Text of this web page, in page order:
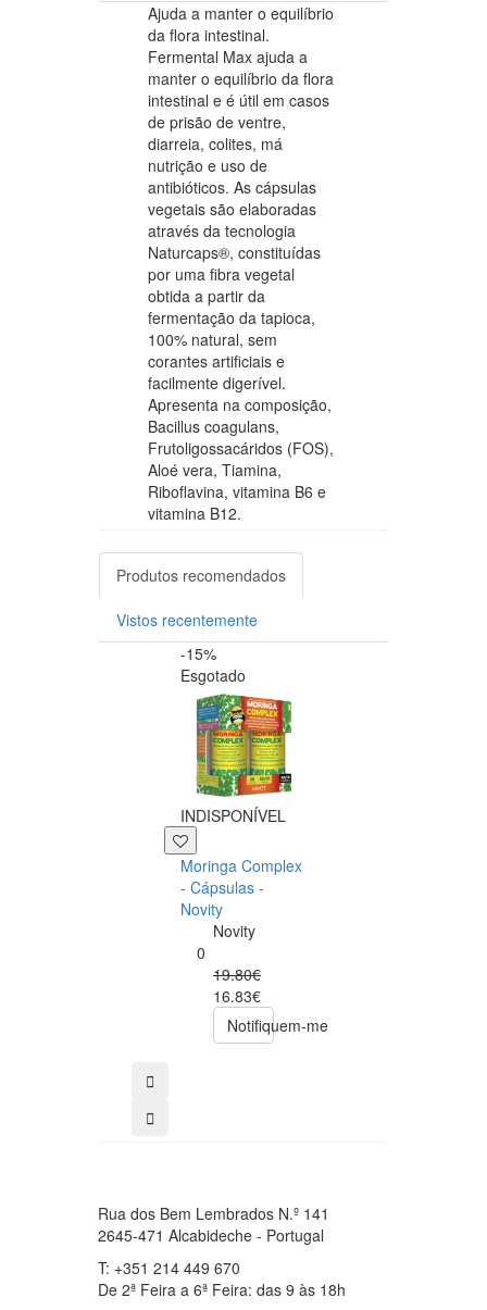
Ajuda a manter o equilíbrio
da flora intestinal.
Fermental Max ajuda a
manter o equilíbrio da flora
intestinal e é útil em casos
de prisão de ventre,
diarreia, colites, má
nutrição e uso de
antibióticos. As cápsulas
vegetais são elaboradas
através da tecnologia
Naturcaps®, constituídas
por uma fibra vegetal
obtida a partir da
fermentação da tapioca,
100% natural, sem
corantes artificiais e
facilmente digerível.
Apresenta na composição,
Bacillus coagulans,
Frutoligossacáridos (FOS),
Aloé vera, Tiamina,
Riboflavina, vitamina B6 e
vitamina B12.
Produtos recomendados
Vistos recentemente
-15%
Esgotado
INDISPONÍVEL
Moringa Complex
- Cápsulas -
Novity
Novity
0
19.80€
16.83€
Notifiquem-me
Rua dos Bem Lembrados N.º 141
2645-471 Alcabideche - Portugal
T: +351 214 449 670
De 2ª Feira a 6ª Feira: das 9 às 18h